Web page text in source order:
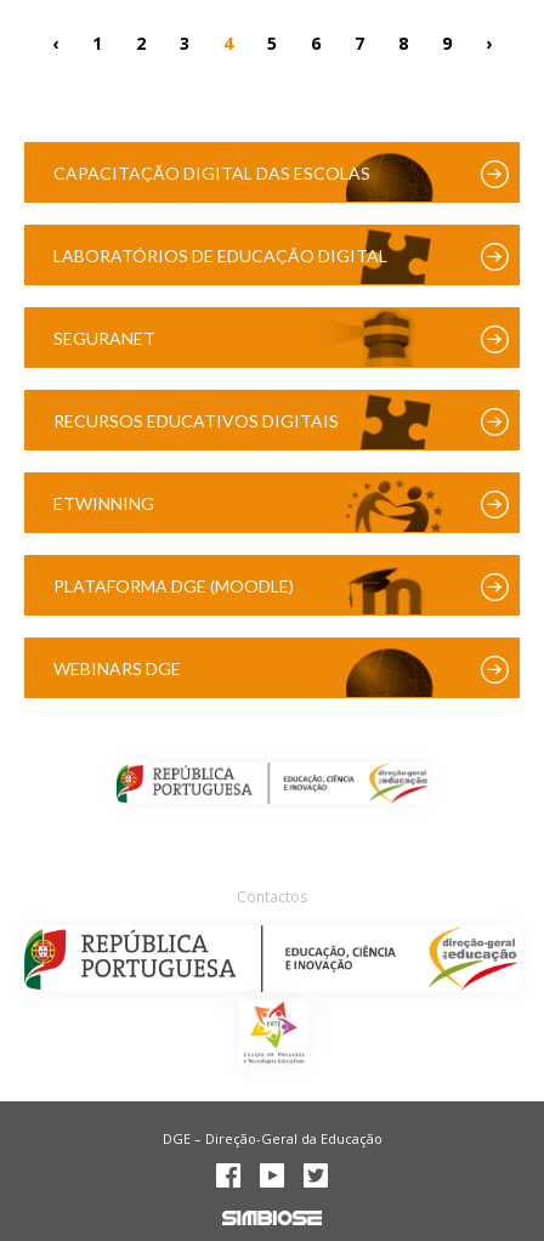
‹ 1 2 3 4 5 6 7 8 9 ›
CAPACITAÇÃO DIGITAL DAS ESCOLAS
LABORATÓRIOS DE EDUCAÇÃO DIGITAL
SEGURANET
RECURSOS EDUCATIVOS DIGITAIS
ETWINNING
PLATAFORMA DGE (MOODLE)
WEBINARS DGE
Contactos
DGE – Direção-Geral da Educação